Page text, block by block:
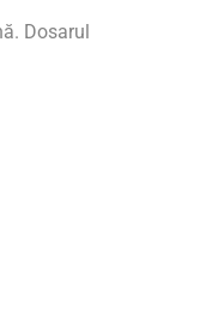
Dosarul